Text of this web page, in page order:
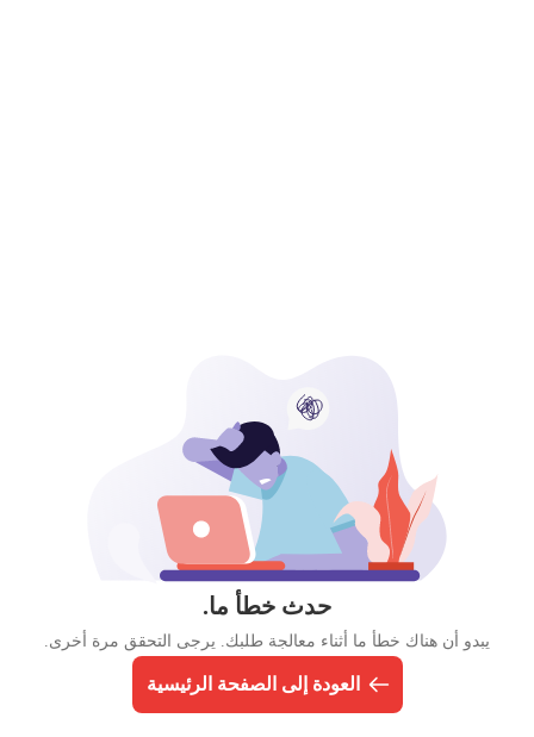
حدث خطأ ما.
يبدو أن هناك خطأ ما أثناء معالجة طلبك. يرجى التحقق مرة أخرى.
العودة إلى الصفحة الرئيسية